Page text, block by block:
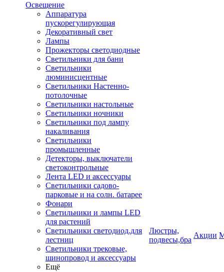
Освещение
Аппаратура
пускорегулирующая
Декоративный свет
Лампы
Прожекторы светодиодные
Светильники для бани
Светильники
люминисцентные
Светильники Настенно-
потолочные
Светильники настольные
Светильники ночники
Светильники под лампу
накаливания
Светильники
промышленные
Детекторы, выключатели
светоконтрольные
Лента LED и аксессуары
Светильники садово-
парковые и на солн. батарее
Фонари
Светильники и лампы LED
для растений
Светильники светодиод.для
лестниц
Светильники трековые,
шинопровод и аксессуары
Ещё
Люстры,
подвесы,бра
Акции